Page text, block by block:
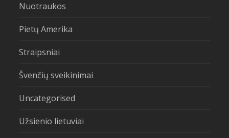
Nuotraukos
Pietų Amerika
Straipsniai
Švenčių sveikinimai
Uncategorised
Užsienio lietuviai